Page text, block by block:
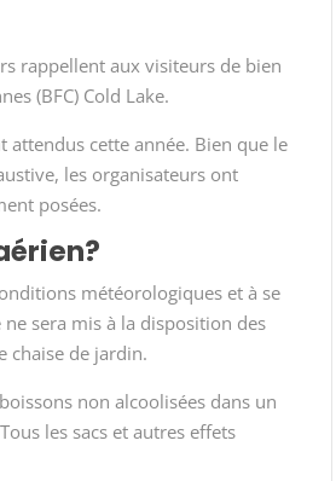
rappellent aux visiteurs de bien
(BFC) Cold Lake.
attendus cette année. Bien que le
les organisateurs ont
posées.
météorologiques et à se
sera mis à la disposition des
chaise de jardin.
non alcoolisées dans un
les sacs et autres effets